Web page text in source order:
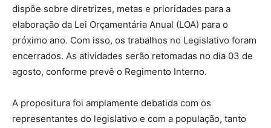
dispõe sobre diretrizes, metas e prioridades para a
elaboração da Lei Orçamentária Anual (LOA) para o
próximo ano. Com isso, os trabalhos no Legislativo foram
encerrados. As atividades serão retomadas no dia 03 de
agosto, conforme prevê o Regimento Interno.
A propositura foi amplamente debatida com os
representantes do legislativo e com a população, tanto